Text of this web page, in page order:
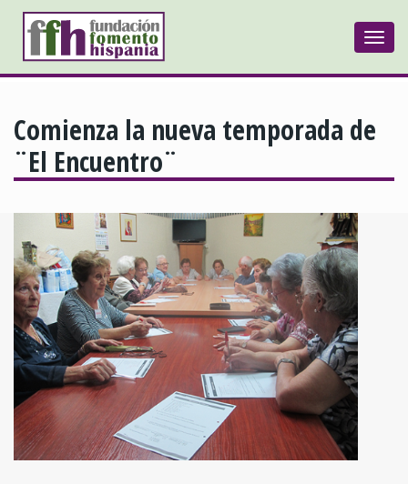
Comienza la nueva temporada de
¨El Encuentro¨